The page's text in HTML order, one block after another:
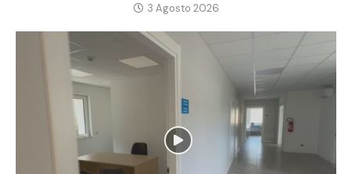
3 Agosto 2026